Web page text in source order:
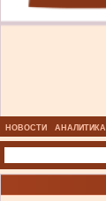
НОВОСТИ АНАЛИТИКА